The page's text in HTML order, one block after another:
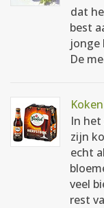
dat
best
jonge
De
In
zijn
echt
veel
rest